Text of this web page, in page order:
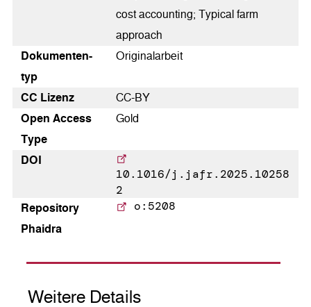
cost accounting; Typical farm
approach
Dokumenten­
typ
Originalarbeit
CC Lizenz
CC-BY
Open Access
Type
Gold
DOI
10.1016/j.jafr.2025.10258
2
Repository
Phaidra
o:5208
Weitere Details